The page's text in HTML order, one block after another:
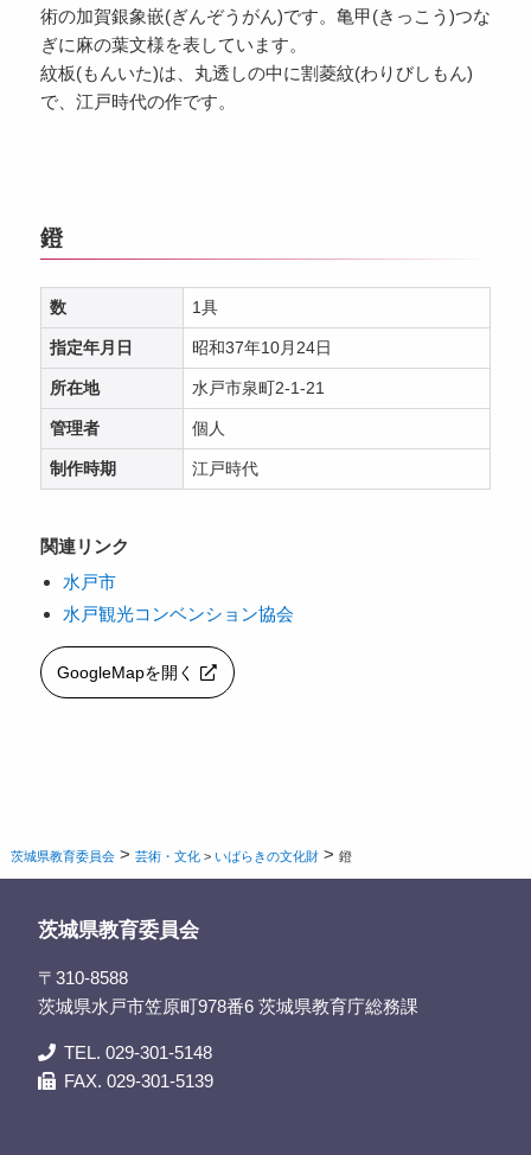
術の加賀銀象嵌(ぎんぞうがん)です。亀甲(きっこう)つな
ぎに麻の葉文様を表しています。
紋板(もんいた)は、丸透しの中に割菱紋(わりびしもん)
で、江戸時代の作です。
鐙
数 1具
指定年月日 昭和37年10月24日
所在地 水戸市泉町2-1-21
管理者 個人
制作時期 江戸時代
関連リンク
水戸市
水戸観光コンベンション協会
GoogleMapを開く
茨城県教育委員会 >芸術・文化 > いばらきの文化財 >鐙
茨城県教育委員会
〒310-8588
茨城県水戸市笠原町978番6 茨城県教育庁総務課
TEL. 029-301-5148
FAX. 029-301-5139